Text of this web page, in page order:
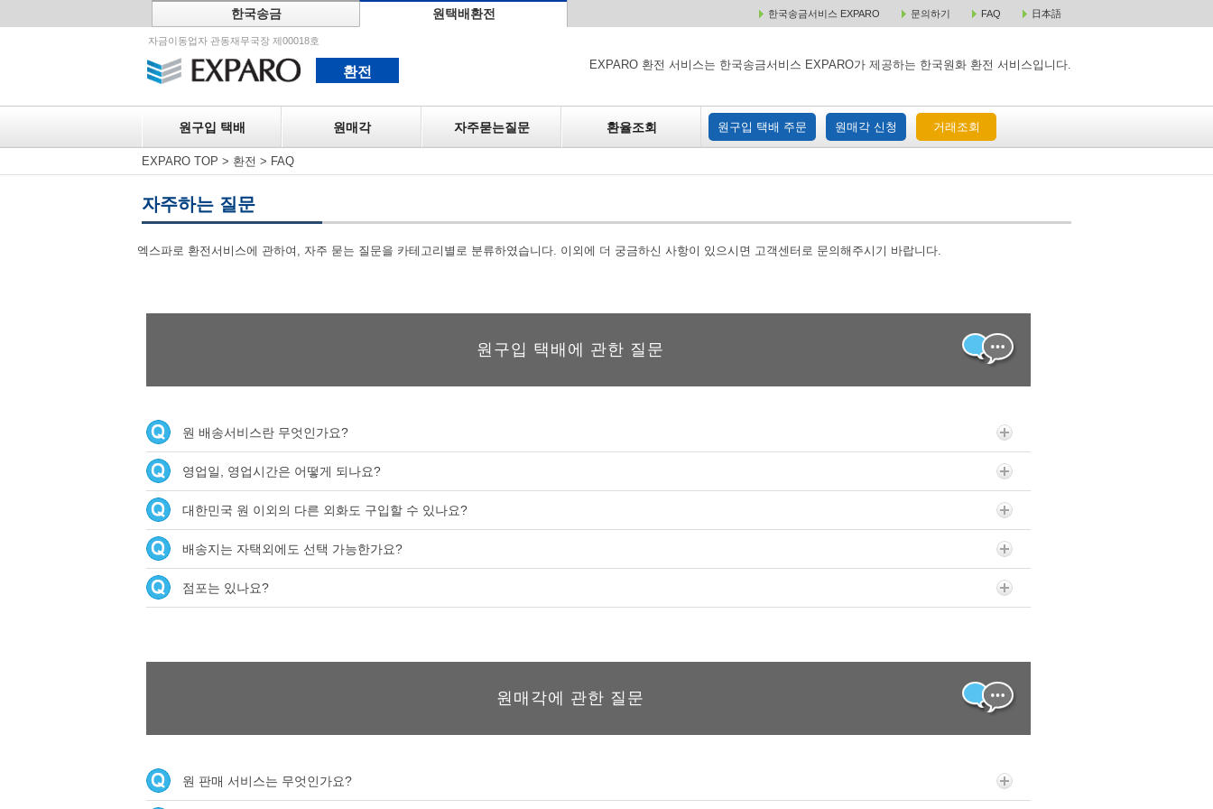
한국송금 원택배환전 한국송금서비스 EXPARO 문의하기 FAQ 日本語
자금이동업자 관동재무국장 제00018호
환전 EXPARO 환전 서비스는 한국송금서비스 EXPARO가 제공하는 한국원화 환전 서비스입니다.
원구입 택배 원매각 자주묻는질문 환율조회 원구입 택배 주문 원매각 신청 거래조회
원매각 원구입 택배 주문 원매각 주문 거래조회
EXPARO TOP > 환전 > FAQ
자주하는 질문
엑스파로 환전서비스에 관하여, 자주 묻는 질문을 카테고리별로 분류하였습니다. 이외에 더 궁금하신 사항이 있으시면 고객센터로 문의해주시기 바랍니다.
원구입 택배에 관한 질문
원 배송서비스란 무엇인가요?
영업일, 영업시간은 어떻게 되나요?
대한민국 원 이외의 다른 외화도 구입할 수 있나요?
배송지는 자택외에도 선택 가능한가요?
점포는 있나요?
원매각에 관한 질문
원 판매 서비스는 무엇인가요?